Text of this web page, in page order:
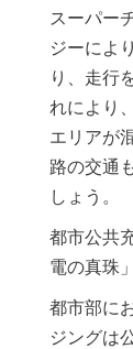
スーパー
ジーによ
り、走行
れにより
エリアが
路の交通
しょう。
都市公共
電の真珠」
都市部に
ジングは